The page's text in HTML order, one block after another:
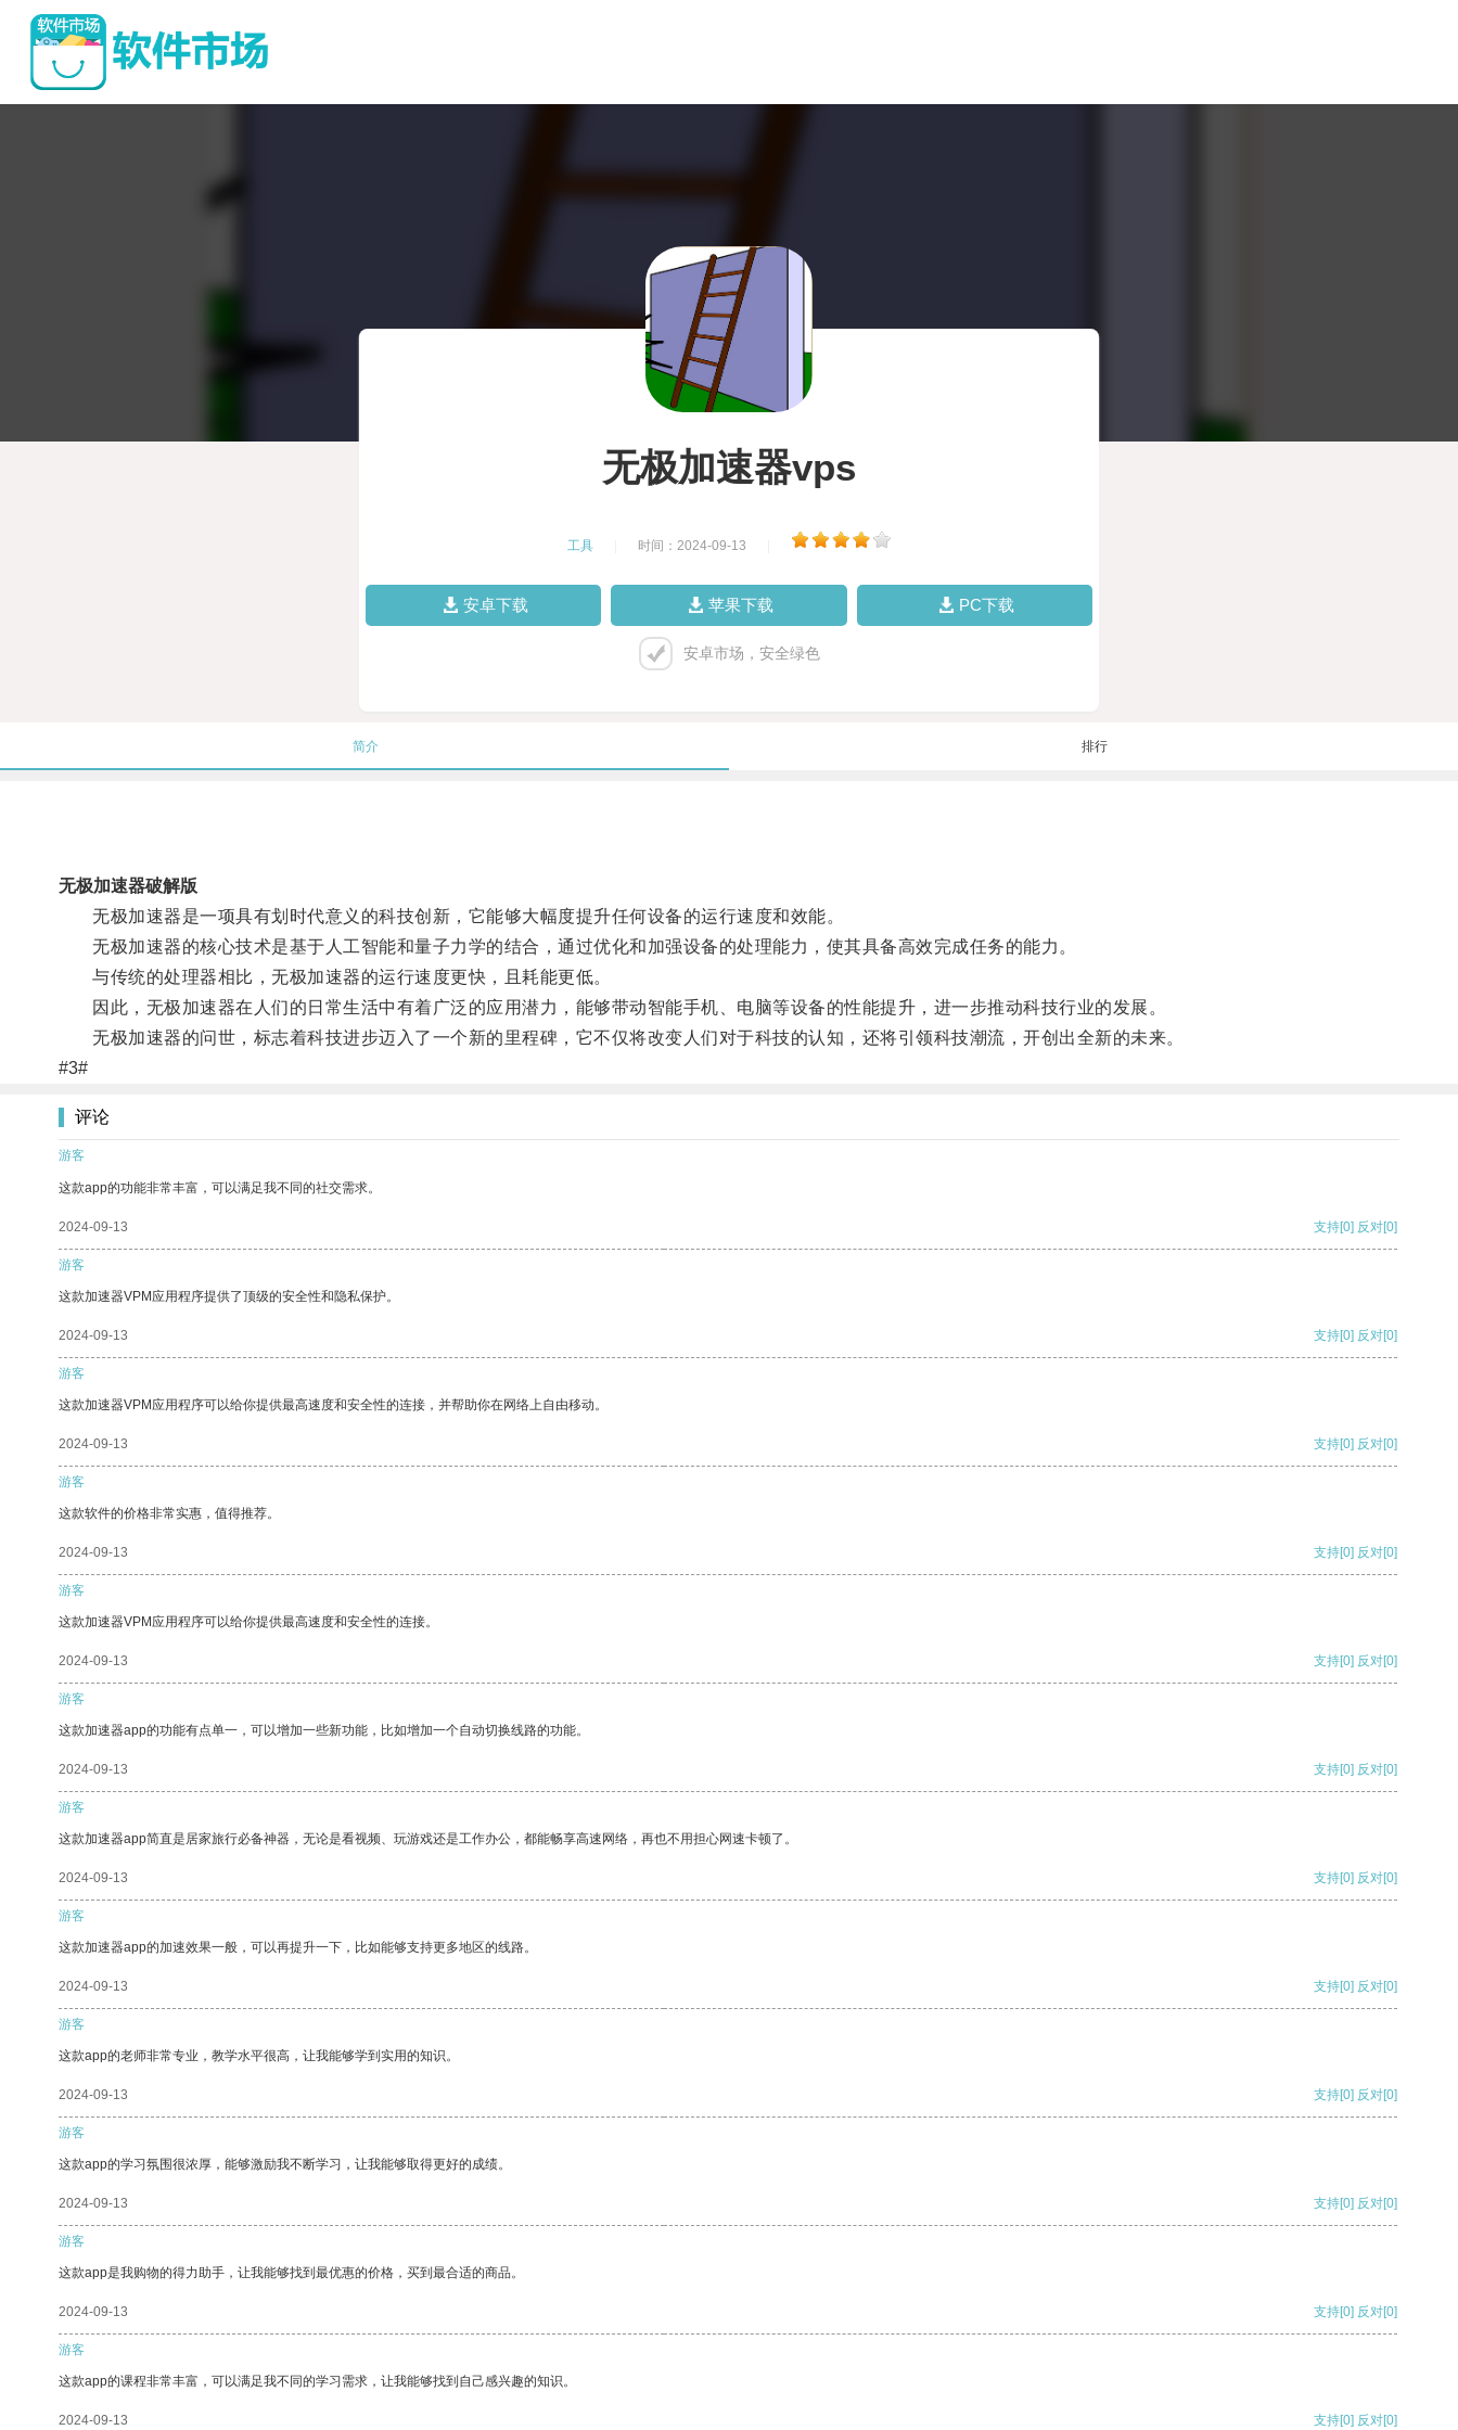
无极加速器vps
工具 时间：2024-09-13
安卓下载 苹果下载 PC下载
安卓市场，安全绿色
简介 排行
无极加速器破解版
无极加速器是一项具有划时代意义的科技创新，它能够大幅度提升任何设备的运行速度和效能。
无极加速器的核心技术是基于人工智能和量子力学的结合，通过优化和加强设备的处理能力，使其具备高效完成任务的能力。
与传统的处理器相比，无极加速器的运行速度更快，且耗能更低。
因此，无极加速器在人们的日常生活中有着广泛的应用潜力，能够带动智能手机、电脑等设备的性能提升，进一步推动科技行业的发展。
无极加速器的问世，标志着科技进步迈入了一个新的里程碑，它不仅将改变人们对于科技的认知，还将引领科技潮流，开创出全新的未来。
#3#
评论
游客
这款app的功能非常丰富，可以满足我不同的社交需求。
2024-09-13 支持[0] 反对[0]
游客
这款加速器VPM应用程序提供了顶级的安全性和隐私保护。
2024-09-13 支持[0] 反对[0]
游客
这款加速器VPM应用程序可以给你提供最高速度和安全性的连接，并帮助你在网络上自由移动。
2024-09-13 支持[0] 反对[0]
游客
这款软件的价格非常实惠，值得推荐。
2024-09-13 支持[0] 反对[0]
游客
这款加速器VPM应用程序可以给你提供最高速度和安全性的连接。
2024-09-13 支持[0] 反对[0]
游客
这款加速器app的功能有点单一，可以增加一些新功能，比如增加一个自动切换线路的功能。
2024-09-13 支持[0] 反对[0]
游客
这款加速器app简直是居家旅行必备神器，无论是看视频、玩游戏还是工作办公，都能畅享高速网络，再也不用担心网速卡顿了。
2024-09-13 支持[0] 反对[0]
游客
这款加速器app的加速效果一般，可以再提升一下，比如能够支持更多地区的线路。
2024-09-13 支持[0] 反对[0]
游客
这款app的老师非常专业，教学水平很高，让我能够学到实用的知识。
2024-09-13 支持[0] 反对[0]
游客
这款app的学习氛围很浓厚，能够激励我不断学习，让我能够取得更好的成绩。
2024-09-13 支持[0] 反对[0]
游客
这款app是我购物的得力助手，让我能够找到最优惠的价格，买到最合适的商品。
2024-09-13 支持[0] 反对[0]
游客
这款app的课程非常丰富，可以满足我不同的学习需求，让我能够找到自己感兴趣的知识。
2024-09-13 支持[0] 反对[0]